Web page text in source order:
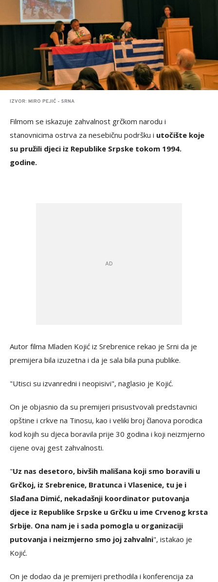
IZVOR: MIRO PEJIĆ - SRNA
Filmom se iskazuje zahvalnost grčkom narodu i
stanovnicima ostrva za nesebičnu podršku i utočište koje
su pružili djeci iz Republike Srpske tokom 1994.
godine.
Autor filma Mladen Kojić iz Srebrenice rekao je Srni da je
premijera bila izuzetna i da je sala bila puna publike.
"Utisci su izvanredni i neopisivi", naglasio je Kojić.
On je objasnio da su premijeri prisustvovali predstavnici
opštine i crkve na Tinosu, kao i veliki broj članova porodica
kod kojih su djeca boravila prije 30 godina i koji neizmjerno
cijene ovaj gest zahvalnosti.
"Uz nas desetoro, bivših mališana koji smo boravili u
Grčkoj, iz Srebrenice, Bratunca i Vlasenice, tu je i
Slađana Dimić, nekadašnji koordinator putovanja
djece iz Republike Srpske u Grčku u ime Crvenog krsta
Srbije. Ona nam je i sada pomogla u organizaciji
putovanja i neizmjerno smo joj zahvalni", istakao je
Kojić.
On je dodao da je premijeri prethodila i konferencija za